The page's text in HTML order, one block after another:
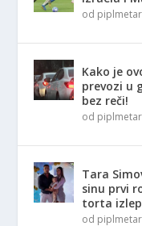
od piplmetar
Kako je
prevozi u
bez reči!
od piplmetar
Tara
sinu prvi
torta
od piplmetar